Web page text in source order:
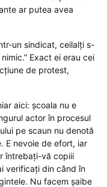
ar putea avea
un sindicat, ceilalți s-
Exact ei erau cei
de protest,
aici: școala nu e
actor în procesul
pe scaun nu denotă
E nevoie de efort, iar
întrebați-vă copiii
verificați din când în
Nu facem șaibe